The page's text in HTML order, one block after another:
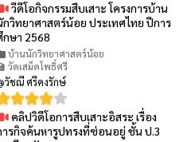
วีดีโอกิจกรรมสืบเสาะ โครงการบ้าน
กวิทยาศาสตร์น้อย ประเทศไทย ปีการ
กษา 2568
บ้านนักวิทยาศาสตร์น้อย
วัดเสม็ดโพธิ์ศรี
วัชณี ศรีคงรักษ์
คลิปวิดีโอการสืบเสาะอิสระ เรื่อง
ารกิจค้นหารูปทรงที่ซ่อนอยู่ ชั้น ป.3